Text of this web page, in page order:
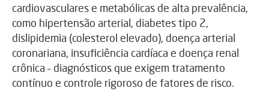
cardiovasculares e metabólicas de alta prevalência,
como hipertensão arterial, diabetes tipo 2,
dislipidemia (colesterol elevado), doença arterial
coronariana, insuficiência cardíaca e doença renal
crônica – diagnósticos que exigem tratamento
contínuo e controle rigoroso de fatores de risco.